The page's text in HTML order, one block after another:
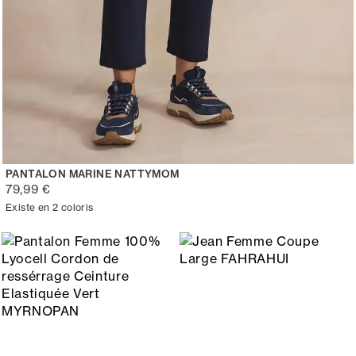
PANTALON MARINE NATTYMOM
79,99 €
Existe en 2 coloris